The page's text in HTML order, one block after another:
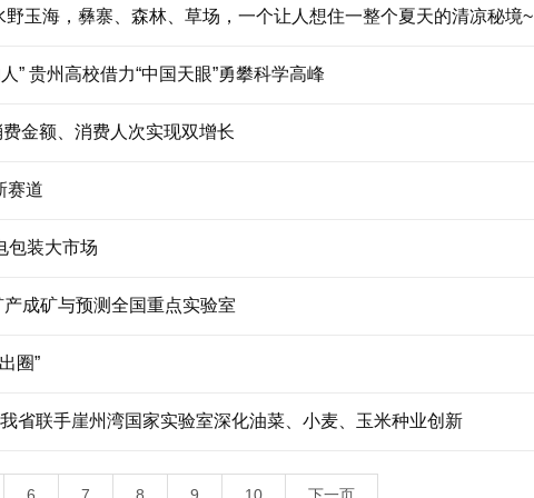
玉海，彝寨、森林、草场，一个让人想住一整个夏天的清凉秘境~
” 贵州高校借力“中国天眼”勇攀科学高峰
金额、消费人次实现双增长
赛道
包装大市场
成矿与预测全国重点实验室
圈”
省联手崖州湾国家实验室深化油菜、小麦、玉米种业创新